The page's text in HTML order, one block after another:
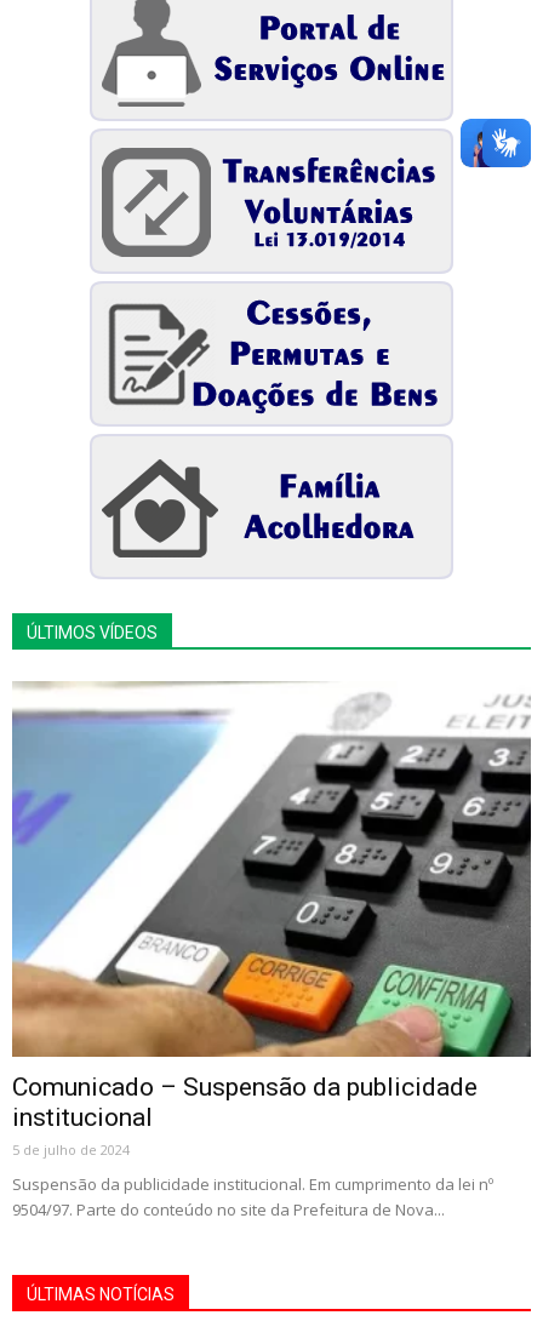
ÚLTIMOS VÍDEOS
Comunicado – Suspensão da publicidade
institucional
5 de julho de 2024
Suspensão da publicidade institucional. Em cumprimento da lei nº
9504/97. Parte do conteúdo no site da Prefeitura de Nova...
ÚLTIMAS NOTÍCIAS